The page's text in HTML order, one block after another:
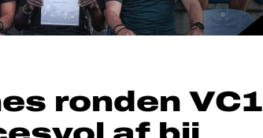
BIJ FC UTRECHT
ronden VC1